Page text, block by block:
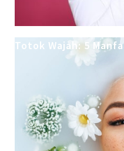
Totok Wajah: 5